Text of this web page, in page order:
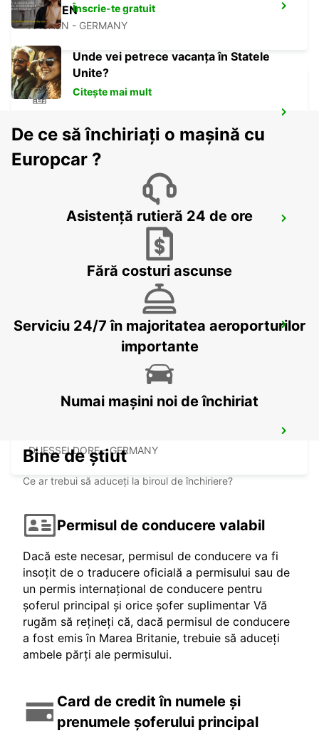
AACHEN
AACHEN - GERMANY
KREFELD - GERMANY
DUSSELDORF CITY
DUESSELDORF - GERMANY
DUSSELDORF MAIN STATION
DUESSELDORF - GERMANY
DUESSELDORF - GERMANY
Înscrie-te gratuit
Unde vei petrece vacanța în Statele
Unite?
Citește mai mult
De ce să închiriați o mașină cu
Europcar ?
Asistență rutieră 24 de ore
Fără costuri ascunse
Serviciu 24/7 în majoritatea aeroporturilor
importante
Numai mașini noi de închiriat
Bine de știut
Ce ar trebui să aduceți la biroul de închiriere?
Permisul de conducere valabil
Dacă este necesar, permisul de conducere va fi
insoțit de o traducere oficială a permisului sau de
un permis internațional de conducere pentru
șoferul principal și orice șofer suplimentar Vă
rugăm să rețineți că, dacă permisul de conducere
a fost emis în Marea Britanie, trebuie să aduceți
ambele părți ale permisului.
Card de credit în numele și
prenumele șoferului principal